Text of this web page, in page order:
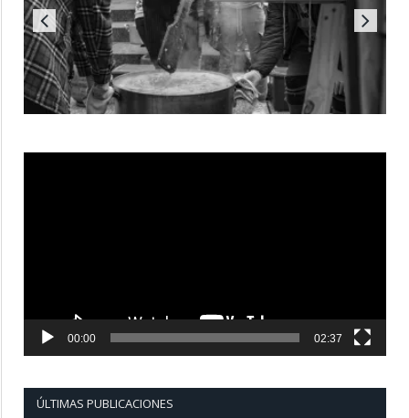
00:00 02:37
ÚLTIMAS PUBLICACIONES